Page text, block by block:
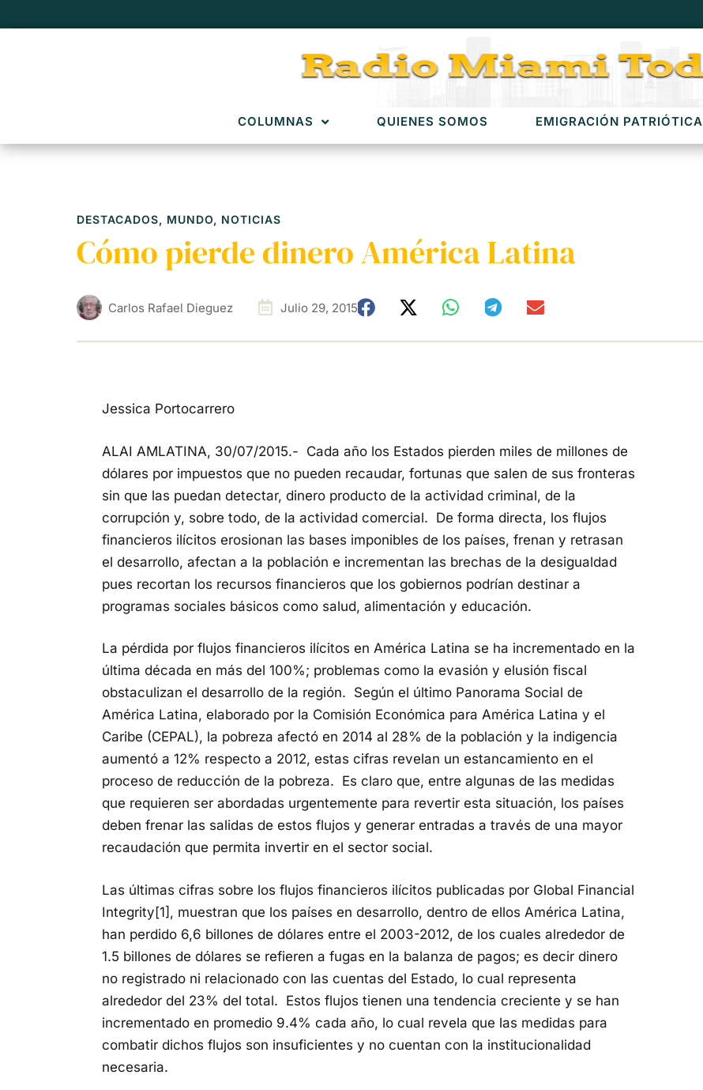
COLUMNAS QUIENES SOMOS EMIGRACIÓN PATRIÓTICA
DESTACADOS, MUNDO, NOTICIAS
Cómo pierde dinero América Latina
Carlos Rafael Dieguez Julio 29, 2015
Jessica Portocarrero
ALAI AMLATINA, 30/07/2015.- Cada año los Estados pierden miles de millones de
dólares por impuestos que no pueden recaudar, fortunas que salen de sus fronteras
sin que las puedan detectar, dinero producto de la actividad criminal, de la
corrupción y, sobre todo, de la actividad comercial. De forma directa, los flujos
financieros ilícitos erosionan las bases imponibles de los países, frenan y retrasan
el desarrollo, afectan a la población e incrementan las brechas de la desigualdad
pues recortan los recursos financieros que los gobiernos podrían destinar a
programas sociales básicos como salud, alimentación y educación.
La pérdida por flujos financieros ilícitos en América Latina se ha incrementado en la
última década en más del 100%; problemas como la evasión y elusión fiscal
obstaculizan el desarrollo de la región. Según el último Panorama Social de
América Latina, elaborado por la Comisión Económica para América Latina y el
Caribe (CEPAL), la pobreza afectó en 2014 al 28% de la población y la indigencia
aumentó a 12% respecto a 2012, estas cifras revelan un estancamiento en el
proceso de reducción de la pobreza. Es claro que, entre algunas de las medidas
que requieren ser abordadas urgentemente para revertir esta situación, los países
deben frenar las salidas de estos flujos y generar entradas a través de una mayor
recaudación que permita invertir en el sector social.
Las últimas cifras sobre los flujos financieros ilícitos publicadas por Global Financial
Integrity[1], muestran que los países en desarrollo, dentro de ellos América Latina,
han perdido 6,6 billones de dólares entre el 2003-2012, de los cuales alrededor de
1.5 billones de dólares se refieren a fugas en la balanza de pagos; es decir dinero
no registrado ni relacionado con las cuentas del Estado, lo cual representa
alrededor del 23% del total. Estos flujos tienen una tendencia creciente y se han
incrementado en promedio 9.4% cada año, lo cual revela que las medidas para
combatir dichos flujos son insuficientes y no cuentan con la institucionalidad
necesaria.